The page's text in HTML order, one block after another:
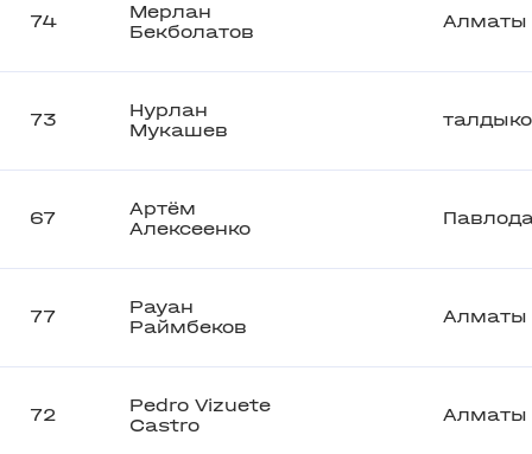
74
Мерлан
Бекболатов
Алматы
73
Нурлан
Мукашев
67
Aртём
Алексеенко
77
Рауан
Раймбеков
Алматы
72
Pedro Vizuete
Castro
Алматы